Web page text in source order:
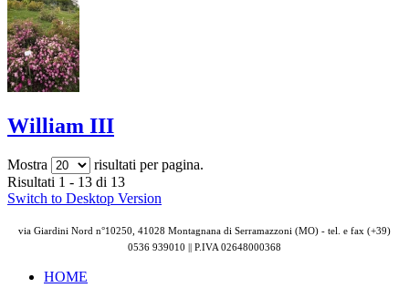
William III
Mostra
risultati per pagina.
Risultati 1 - 13 di 13
Switch to Desktop Version
via Giardini Nord n°10250, 41028 Montagnana di Serramazzoni (MO) - tel. e fax (+39)
0536 939010 || P.IVA 02648000368
HOME